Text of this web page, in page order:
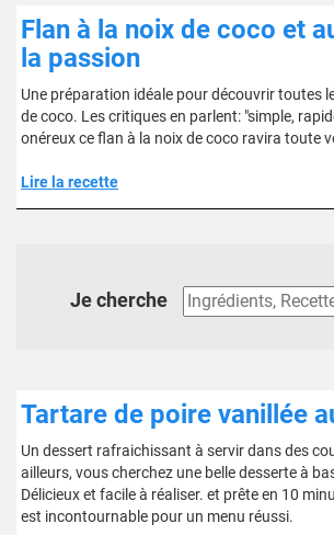
Flan à la noix de coco et
la passion
Une préparation idéale pour découvrir toutes
de coco. Les critiques en parlent: "simple,
onéreux ce flan à la noix de coco ravira toute
Lire la recette
Je cherche
Tartare de poire vanillée
Un dessert rafraichissant à servir dans des
ailleurs, vous cherchez une belle desserte à
Délicieux et facile à réaliser. et prête en 10
est incontournable pour un menu réussi.